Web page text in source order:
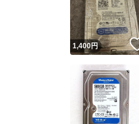
1,400円